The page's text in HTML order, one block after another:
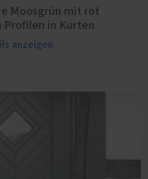
Moosgrün mit rot
in Kürten
anzeigen